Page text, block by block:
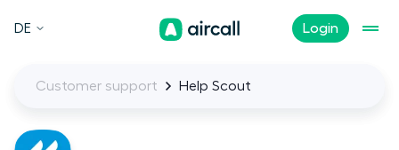
Login
DE
Customer support Help Scout